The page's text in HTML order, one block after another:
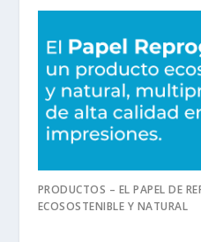
PRODUCTOS – EL PAPEL DE
ECOSOSTENIBLE Y NATURAL